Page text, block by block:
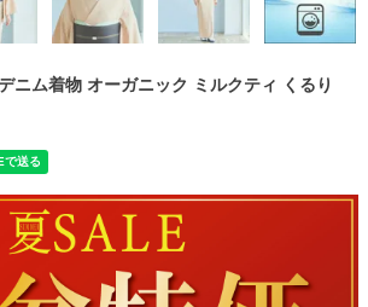
ニム着物 オーガニック ミルクティ くるり